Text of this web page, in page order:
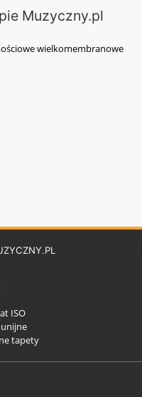
Muzyczny.pl
wielkomembranowe
ISO
tapety